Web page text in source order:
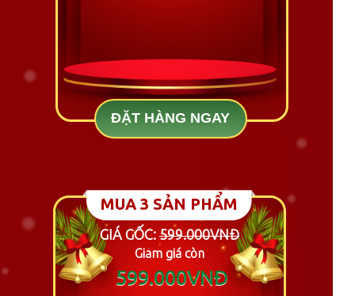
ĐẶT HÀNG NGAY
MUA 3 SẢN PHẨM
GIÁ GỐC: 599.000VNĐ
Giảm giá còn
599.000VNĐ